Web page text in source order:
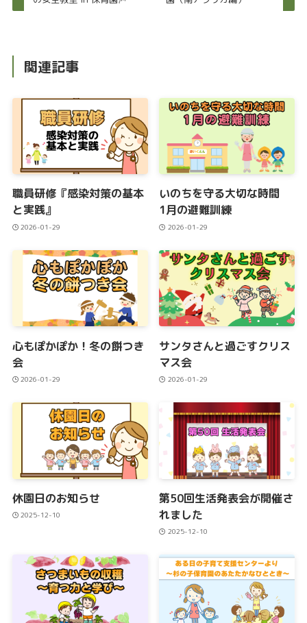
関連記事
職員研修『感染対策の基本
と実践』
2026-01-29
いのちを守る大切な時間
1月の避難訓練
2026-01-29
心もぽかぽか！冬の餅つき
会
2026-01-29
サンタさんと過ごすクリス
マス会
2026-01-29
休園日のお知らせ
2025-12-10
第50回生活発表会が開催さ
れました
2025-12-10